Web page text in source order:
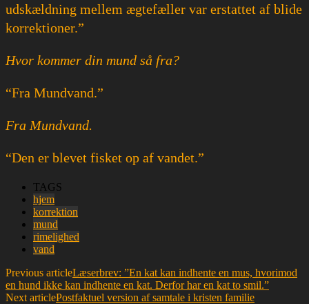
udskældning mellem ægtefæller var erstattet af blide
korrektioner.”
Hvor kommer din mund så fra?
“Fra Mundvand.”
Fra Mundvand.
“Den er blevet fisket op af vandet.”
TAGS
hjem
korrektion
mund
rimelighed
vand
Previous articleLæserbrev: ”En kat kan indhente en mus, hvorimod
en hund ikke kan indhente en kat. Derfor har en kat to smil.”
Next articlePostfaktuel version af samtale i kristen familie